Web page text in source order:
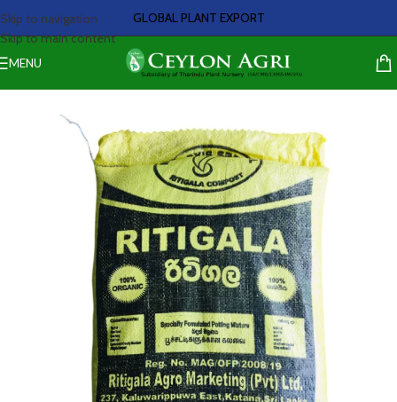
Skip to navigation
Skip to main content
GLOBAL PLANT EXPORT
MENU